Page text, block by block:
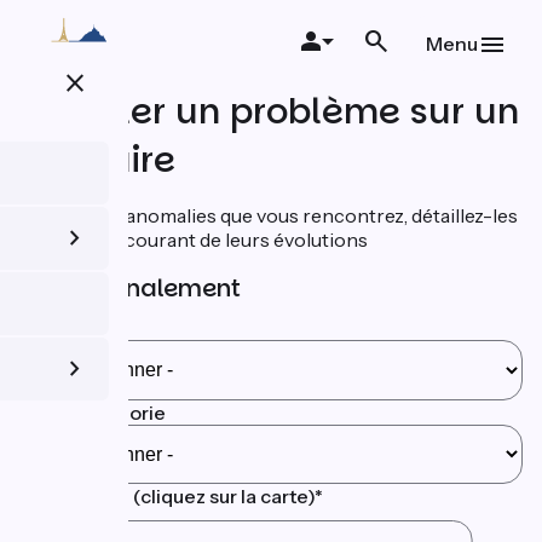
principal
close
Menu
Signaler un problème sur un
itinéraire
Signalez les anomalies que vous rencontrez, détaillez-les
et restez au courant de leurs évolutions
Votre signalement
Sous-Catégorie
Localisation (cliquez sur la carte)*